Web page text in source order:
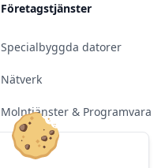
Företagstjänster
Specialbyggda datorer
Nätverk
Molntjänster & Programvara
Server & Backup